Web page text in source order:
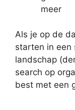
meer
Als je op de
starten in een
landschap
search op
best met een